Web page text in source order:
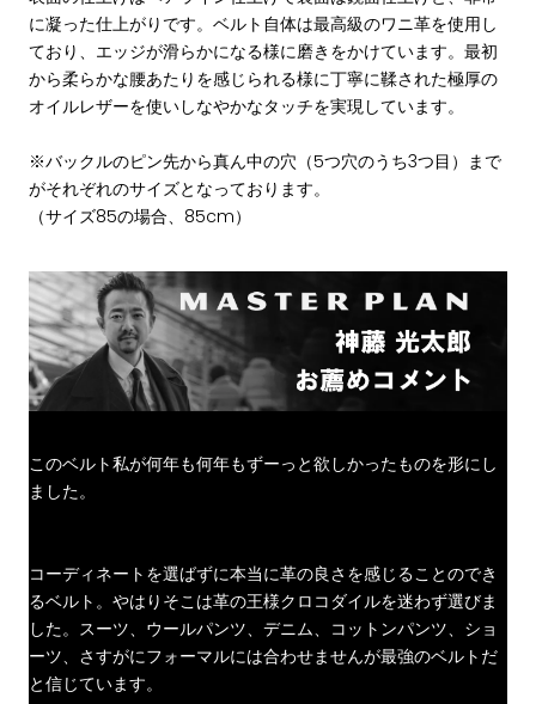
に凝った仕上がりです。ベルト自体は最高級のワニ革を使用し
ており、エッジが滑らかになる様に磨きをかけています。最初
から柔らかな腰あたりを感じられる様に丁寧に鞣された極厚の
オイルレザーを使いしなやかなタッチを実現しています。
※バックルのピン先から真ん中の穴（5つ穴のうち3つ目）まで
がそれぞれのサイズとなっております。
（サイズ85の場合、85cm）
このベルト私が何年も何年もずーっと欲しかったものを形にし
ました。
コーディネートを選ばずに本当に革の良さを感じることのでき
るベルト。やはりそこは革の王様クロコダイルを迷わず選びま
した。スーツ、ウールパンツ、デニム、コットンパンツ、ショ
ーツ、さすがにフォーマルには合わせませんが最強のベルトだ
と信じています。